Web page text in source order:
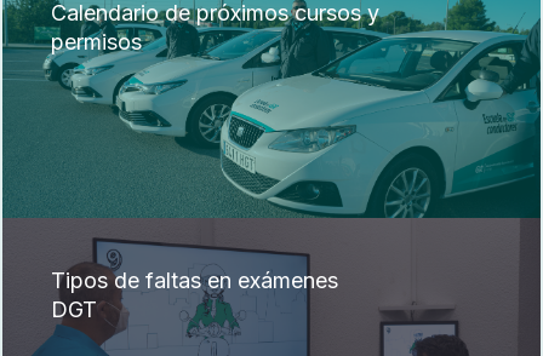
Calendario de próximos cursos y
permisos
Tipos de faltas en exámenes
DGT